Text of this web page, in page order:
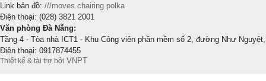
Link bản đồ: ///moves.chairing.polka
Điện thoại: (028) 3821 2001
Văn phòng Đà Nẵng:
Tầng 4 - Tòa nhà ICT1 - Khu Công viên phần mềm số 2, đường Như
Điện thoại: 0917874455
Thiết kế & tài trợ bởi VNPT